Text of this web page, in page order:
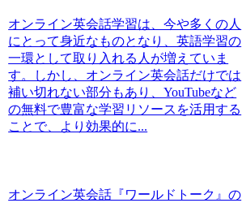
オンライン英会話学習は、今や多くの人
にとって身近なものとなり、英語学習の
一環として取り入れる人が増えていま
す。しかし、オンライン英会話だけでは
補い切れない部分もあり、YouTubeなど
の無料で豊富な学習リソースを活用する
ことで、より効果的に...
オンライン英会話『ワールドトーク』の